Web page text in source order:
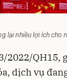
lại nhiều lợi ích
2022/QH15,
dịch vụ